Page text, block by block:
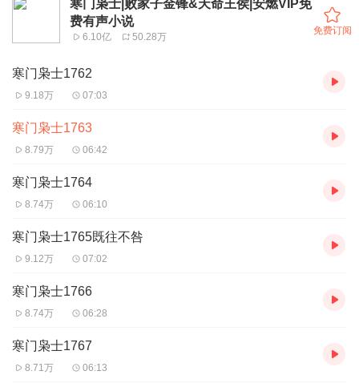
寒门枭士|败家子金锋&天命王侯|安燃VIP免
费有声小说
6.10亿 50.28万
免费订阅
寒门枭士1762
9.18万 07:03
寒门枭士1763
8.79万 06:42
寒门枭士1764
8.74万 06:10
寒门枭士1765既往不咎
9.12万 07:02
寒门枭士1766
8.74万 06:28
寒门枭士1767
8.71万 06:13